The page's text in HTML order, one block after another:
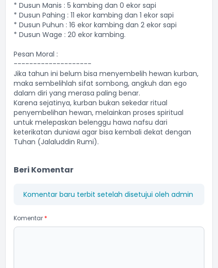
* Dusun Manis : 5 kambing dan 0 ekor sapi
* Dusun Pahing : 11 ekor kambing dan 1 ekor sapi
* Dusun Puhun : 16 ekor kambing dan 2 ekor sapi
* Dusun Wage : 20 ekor kambing.
Pesan Moral :
--------------------
Jika tahun ini belum bisa menyembelih hewan kurban,
maka sembelihlah sifat sombong, angkuh dan ego
dalam diri yang merasa paling benar.
Karena sejatinya, kurban bukan sekedar ritual
penyembelihan hewan, melainkan proses spiritual
untuk melepaskan belenggu hawa nafsu dari
keterikatan duniawi agar bisa kembali dekat dengan
Tuhan (Jalaluddin Rumi).
Beri Komentar
Komentar baru terbit setelah disetujui oleh admin
Komentar *